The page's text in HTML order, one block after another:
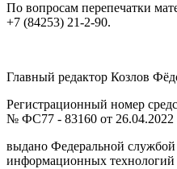
По вопросам перепечатки
+7 (84253) 21-2-90.
Главный редактор Козлов
Регистрационный номер
№ ФС77 - 83160 от 26.04.2022
выдано Федеральной службой
информационных технологий